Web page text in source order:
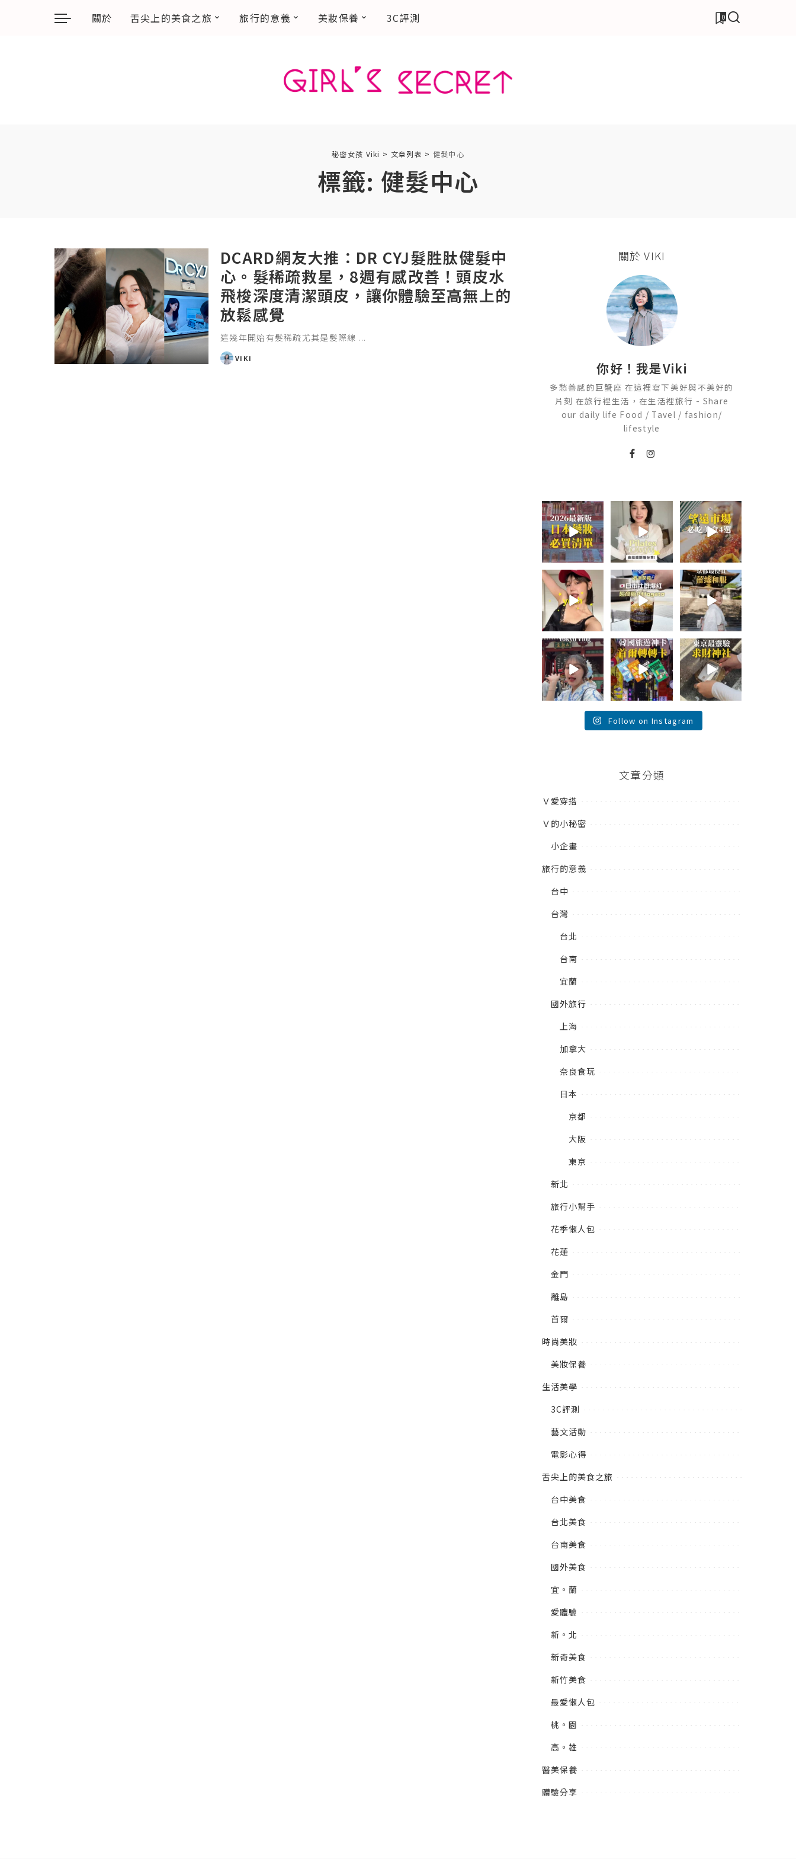
關於 舌尖上的美食之旅 旅行的意義 美妝保養 3C評測 0
秘密女孩 Viki > 文章列表 > 健髮中心
標籤: 健髮中心
DCARD網友大推：DR CYJ髮胜肽健髮中
心。髮稀疏救星，8週有感改善！頭皮水
飛梭深度清潔頭皮，讓你體驗至高無上的
放鬆感覺
這幾年開始有髮稀疏尤其是髮際線 ...
POSTED
VIKI
關於 VIKI
你好！我是Viki
多愁善感的巨蟹座 在這裡寫下美好與不美好的
片刻 在旅行裡生活，在生活裡旅行 - Share
our daily life Food / Tavel / fashion/
lifestyle
2026🇯🇵日本藥
妝店必買什麼
日本最近紅什
麼？...
118
17
💭留言「美背」
傳🔗給你！
🏷️#吉推韓國
🇰🇷
...
48 20
\🇰🇷韓國望遠市
場4家必吃美食
😋/
💭留言「望遠市
場」傳地址給
你...
334
59
summer
outfit⋆.˚✮🎧
✮˚.⋆
夏日穿搭最需要
單品！...
121
43
\🇯🇵日本爆紅!超
商版Affogato 🍨
☕️/
🏷️#吉推日本🇯🇵
...
116
26
💭留言「蕾絲」
傳預約🔗給你！
\🇯🇵京都最便宜
蕾絲和服推
薦！/ ...
100
72
\💭留言「PGC」
傳預約🔗給你 /
Tokyo birthday
trip 🫧...
121
38
\💭留言「轉轉」
傳懶人包和購買
🔗給你
\🇰🇷韓國旅遊神
卡！首爾轉轉卡
✨ / ...
146
💭留言「發財」
傳詳細攻略地址
給你！
\ 日本東京最強洗
錢求財神社💰 小
網神社/ ...
Follow on Instagram
文章分類
Ｖ愛穿搭
Ｖ的小秘密
小企畫
旅行的意義
台中
台灣
台北
台南
宜蘭
國外旅行
上海
加拿大
奈良食玩
日本
京都
大阪
東京
新北
旅行小幫手
花季懶人包
花蓮
金門
離島
首爾
時尚美妝
美妝保養
生活美學
3C評測
藝文活動
電影心得
舌尖上的美食之旅
台中美食
台北美食
台南美食
國外美食
宜。蘭
愛體驗
新。北
新奇美食
新竹美食
最愛懶人包
桃。園
高。雄
醫美保養
體驗分享